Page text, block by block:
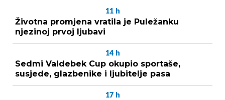
11 h
Životna promjena vratila je Puležanku
njezinoj prvoj ljubavi
14 h
Sedmi Valdebek Cup okupio sportaše,
susjede, glazbenike i ljubitelje pasa
17 h